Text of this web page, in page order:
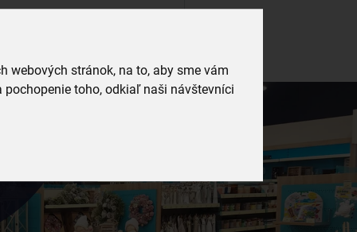
webových stránok, na to, aby sme vám
toho, odkiaľ naši návštevníci